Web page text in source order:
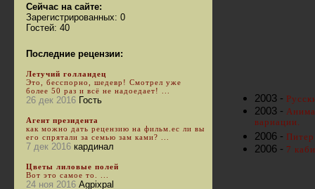
2003 -
2003 -
вариации.
2006 -
2006 - 7
Сейчас на сайте:
Зарегистрированных: 0
Гостей: 40
Последние рецензии:
Летучий голландец
Это, бесспорно, шедевр! Смотрел уже
более 50 раз и всё не надоедает! ...
26 дек 2016 Гость
Агент президента
как можно дать рецензию на фильм.ес ли вы
его спрятали за семью зам ками? ...
7 дек 2016 кардинал
Цветы лиловые полей
Вот это самое то. ...
24 ноя 2016 Agpixpal